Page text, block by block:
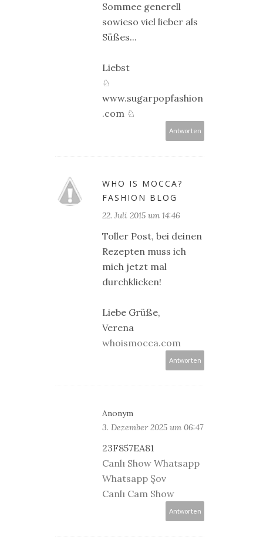
Sommee generell
sowieso viel lieber als
Süßes...
Liebst
♘
www.sugarpopfashion
.com ♘
Antworten
WHO IS MOCCA?
FASHION BLOG
22. Juli 2015 um 14:46
Toller Post, bei deinen
Rezepten muss ich
mich jetzt mal
durchklicken!
Liebe Grüße,
Verena
whoismocca.com
Antworten
Anonym
3. Dezember 2025 um 06:47
23F857EA81
Canlı Show Whatsapp
Whatsapp Şov
Canlı Cam Show
Antworten